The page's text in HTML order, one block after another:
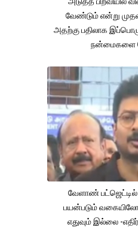
வேண்டும் என்று
அதற்கு பதிலாக
நன்மைகளை
வேளாண் பட்ஜெட்டில்
பயன்படும் வகையிலோ
எதுவும் இல்லை -